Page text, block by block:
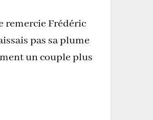
remercie Frédéric
pas sa plume
un couple plus